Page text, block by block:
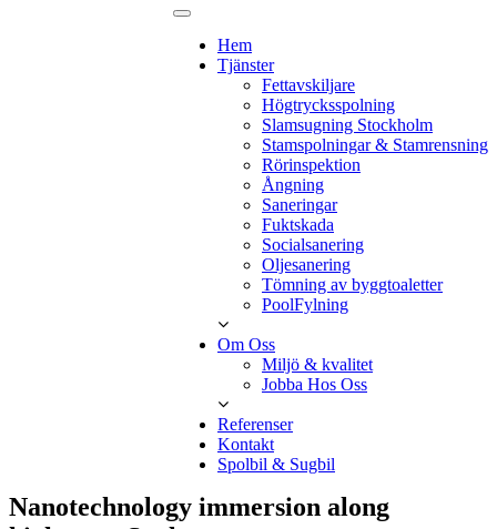
Hem
Tjänster
Fettavskiljare
Högtrycksspolning
Slamsugning Stockholm
Stamspolningar & Stamrensning
Rörinspektion
Ångning
Saneringar
Fuktskada
Socialsanering
Oljesanering
Tömning av byggtoaletter
PoolFylning
Om Oss
Miljö & kvalitet
Jobba Hos Oss
Referenser
Kontakt
Spolbil & Sugbil
Nanotechnology immersion along